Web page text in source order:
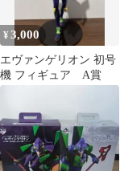
¥3,000
エヴァンゲリオン 初号
機 フィギュア A賞